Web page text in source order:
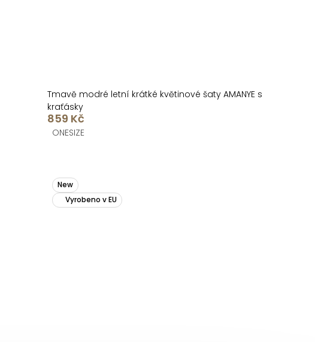
Tmavě modré letní krátké květinové šaty AMANYE s
kraťásky
859 Kč
ONESIZE
New
Vyrobeno v EU